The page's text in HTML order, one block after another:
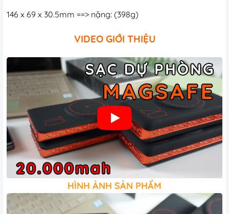
146 x 69 x 30.5mm ==> nặng: (398g)
VIDEO GIỚI THIỆU
HÌNH ẢNH SẢN PHẨM